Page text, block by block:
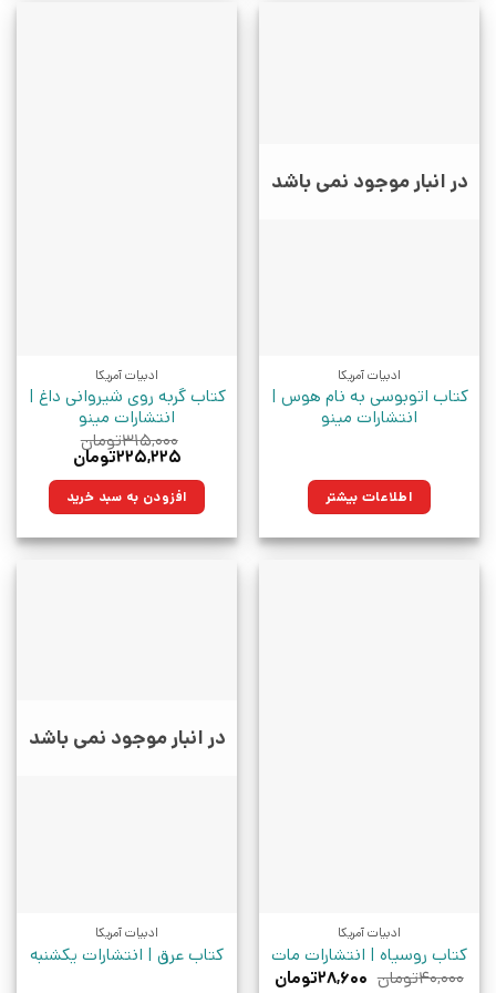
در انبار موجود نمی باشد
ادبیات آمریکا
کتاب اتوبوسی به نام هوس |
انتشارات مینو
اطلاعات بیشتر
ادبیات آمریکا
کتاب گربه روی شیروانی داغ |
انتشارات مینو
۳۱۵,۰۰۰تومان
قیمت
۳۱۵,۰۰۰تومان
بود.
۲۲۵,۲۲۵تومان
۲۲۵,۲۲۵تومان.افزودن به سبد خرید
ادبیات آمریکا
کتاب روسیاه | انتشارات مات
۴۰,۰۰۰تومان قیمت
۲۸,۶۰۰تومانقیمت
در انبار موجود نمی باشد
ادبیات آمریکا
کتاب عرق | انتشارات یکشنبه